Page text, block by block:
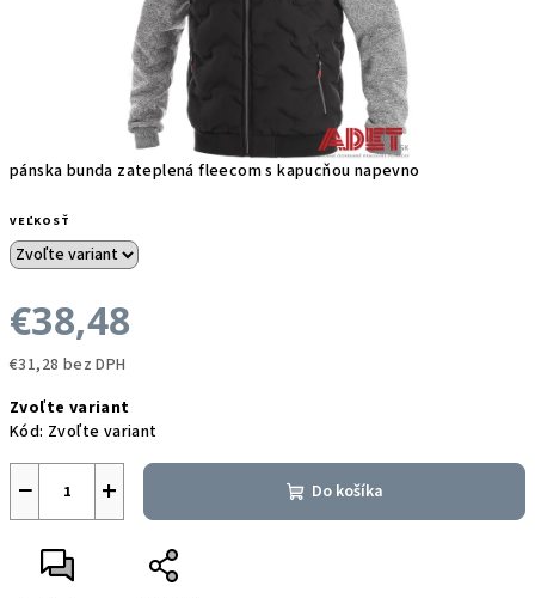
pánska bunda zateplená fleecom s kapucňou napevno
VEĽKOSŤ
€38,48
€31,28 bez DPH
cena:
Zvoľte variant
Kód: Zvoľte variant
+
− Do košíka